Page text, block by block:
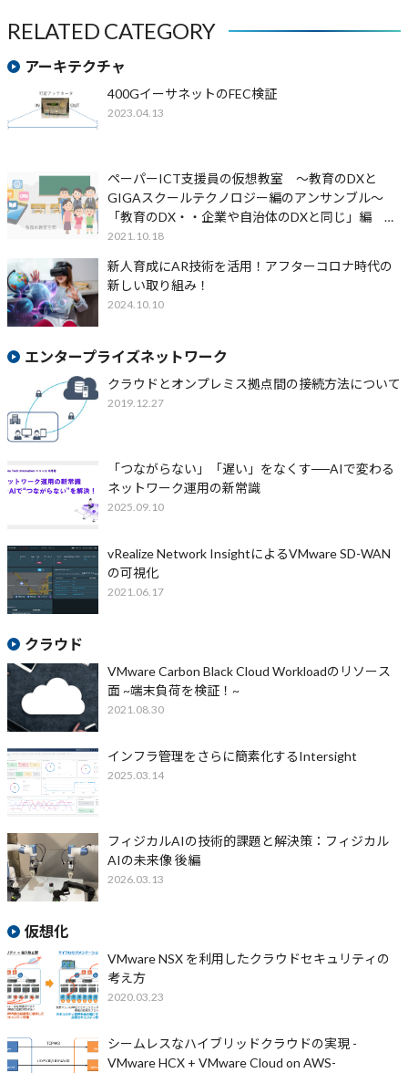
RELATED CATEGORY
アーキテクチャ
400GイーサネットのFEC検証
2023.04.13
ペーパーICT支援員の仮想教室 ～教育のDXと
GIGAスクールテクノロジー編のアンサンブル～
「教育のDX・・企業や自治体のDXと同じ」編 そ
の２
2021.10.18
新人育成にAR技術を活用！アフターコロナ時代の
新しい取り組み！
2024.10.10
エンタープライズネットワーク
クラウドとオンプレミス拠点間の接続方法について
2019.12.27
「つながらない」「遅い」をなくす──AIで変わる
ネットワーク運用の新常識
2025.09.10
vRealize Network InsightによるVMware SD-WAN
の可視化
2021.06.17
クラウド
VMware Carbon Black Cloud Workloadのリソース
面 ~端末負荷を検証！~
2021.08.30
インフラ管理をさらに簡素化するIntersight
2025.03.14
フィジカルAIの技術的課題と解決策：フィジカル
AIの未来像 後編
2026.03.13
仮想化
VMware NSX を利用したクラウドセキュリティの
考え方
2020.03.23
シームレスなハイブリッドクラウドの実現 -
VMware HCX + VMware Cloud on AWS-